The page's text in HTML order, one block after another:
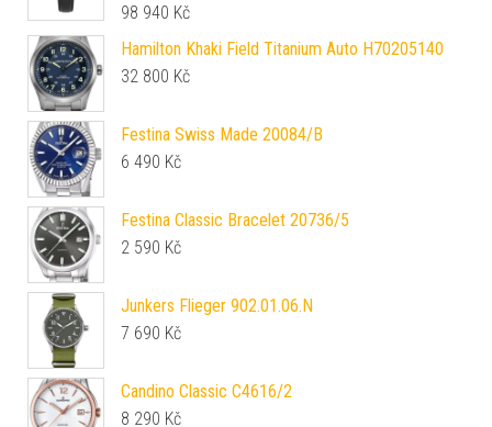
98 940 Kč
Hamilton Khaki Field Titanium Auto H70205140
32 800 Kč
Festina Swiss Made 20084/B
6 490 Kč
Festina Classic Bracelet 20736/5
2 590 Kč
Junkers Flieger 902.01.06.N
7 690 Kč
Candino Classic C4616/2
8 290 Kč